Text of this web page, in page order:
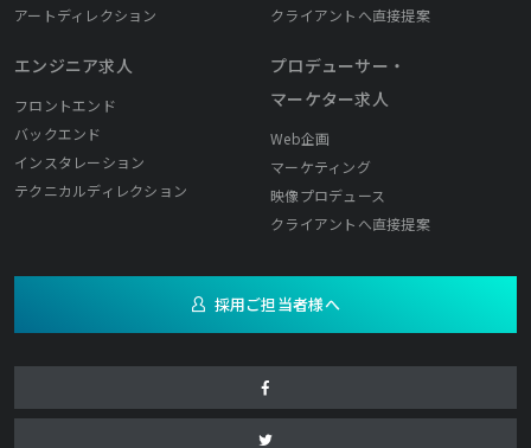
アートディレクション
エンジニア求人
フロントエンド
バックエンド
インスタレーション
テクニカルディレクション
クライアントへ直接提案
プロデューサー・
マーケター求人
Web企画
マーケティング
映像プロデュース
クライアントへ直接提案
採用ご担当者様へ